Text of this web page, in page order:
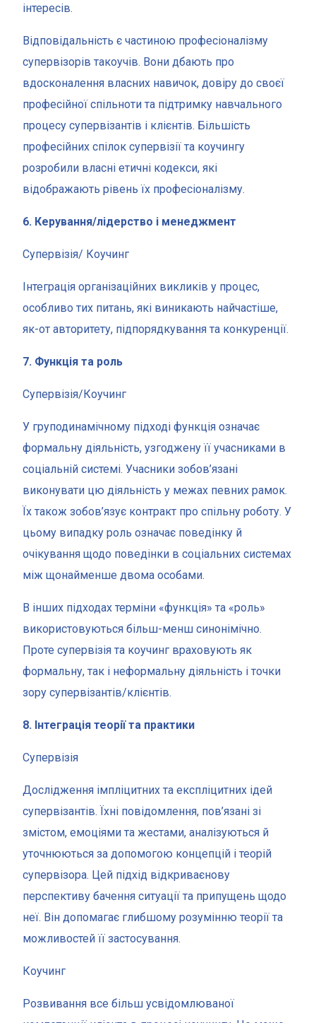
інтересів.
Відповідальність є частиною професіоналізму
супервізорів такоучів. Вони дбають про
вдосконалення власних навичок, довіру до своєї
професійної спільноти та підтримку навчального
процесу супервізантів і клієнтів. Більшість
професійних спілок супервізії та коучингу
розробили власні етичні кодекси, які
відображають рівень їх професіоналізму.
6. Керування/лідерство і менеджмент
Супервізія/ Коучинг
Інтеграція організаційних викликів у процес,
особливо тих питань, які виникають найчастіше,
як-от авторитету, підпорядкування та конкуренції.
7. Функція та роль
Супервізія/Коучинг
У груподинамічному підході функція означає
формальну діяльність, узгоджену її учасниками в
соціальній системі. Учасники зобов’язані
виконувати цю діяльність у межах певних рамок.
Їх також зобов’язує контракт про спільну роботу. У
цьому випадку роль означає поведінку й
очікування щодо поведінки в соціальних системах
між щонайменше двома особами.
В інших підходах терміни «функція» та «роль»
використовуються більш-менш синонімічно.
Проте супервізія та коучинг враховують як
формальну, так і неформальну діяльність і точки
зору супервізантів/клієнтів.
8. Інтеграція теорії та практики
Супервізія
Дослідження імпліцитних та експліцитних ідей
супервізантів. Їхні повідомлення, пов’язані зі
змістом, емоціями та жестами, аналізуються й
уточнюються за допомогою концепцій і теорій
супервізора. Цей підхід відкриваєнову
перспективу бачення ситуації та припущень щодо
неї. Він допомагає глибшому розумінню теорії та
можливостей її застосування.
Коучинг
Розвивання все більш усвідомлюваної